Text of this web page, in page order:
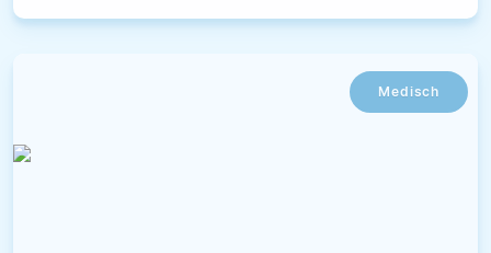
dagelijks mensen die dan hard moeten
Medisch